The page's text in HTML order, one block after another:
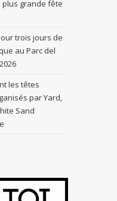
grande fête
trois jours de
au Parc del
les têtes
par Yard,
Sand